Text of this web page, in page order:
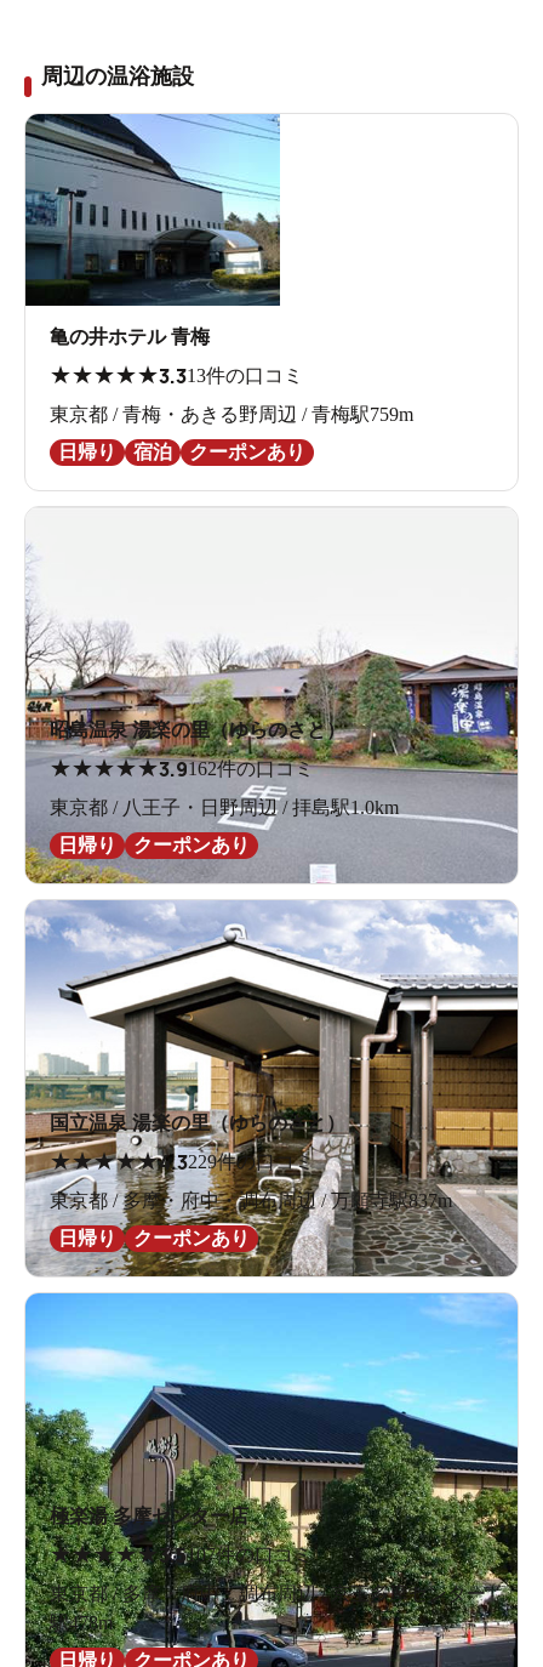
周辺の温浴施設
亀の井ホテル 青梅
★★★★★3.313件の口コミ
東京都 / 青梅・あきる野周辺 / 青梅駅759m
日帰り
宿泊 クーポンあり
昭島温泉 湯楽の里（ゆらのさと）
★★★★★3.9162件の口コミ
東京都 / 八王子・日野周辺 / 拝島駅1.0km
日帰り
クーポンあり
国立温泉 湯楽の里（ゆらのさと）
★★★★★4.3229件の口コミ
東京都 / 多摩・府中・調布周辺 / 万願寺駅837m
日帰り
クーポンあり
極楽湯 多摩センター店
★★★★★3.5107件の口コミ
東京都 / 多摩・府中・調布周辺 / 京王多摩センター
駅478m
日帰り
クーポンあり